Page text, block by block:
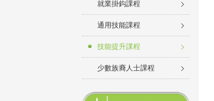
就業掛鈎課程
通用技能課程
技能提升課程
少數族裔人士課程